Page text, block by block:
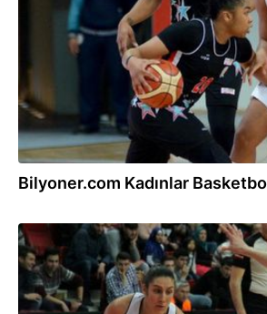
Bilyoner.com Kadınlar
04.02.2017